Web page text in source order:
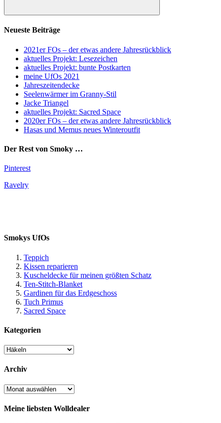
Suchen
Neueste Beiträge
2021er FOs – der etwas andere Jahresrückblick
aktuelles Projekt: Lesezeichen
aktuelles Projekt: bunte Postkarten
meine UfOs 2021
Jahreszeitendecke
Seelenwärmer im Granny-Stil
Jacke Triangel
aktuelles Projekt: Sacred Space
2020er FOs – der etwas andere Jahresrückblick
Hasas und Memus neues Winteroutfit
Der Rest von Smoky …
Pinterest
Ravelry
Smokys UfOs
Teppich
Kissen reparieren
Kuscheldecke für meinen größten Schatz
Ten-Stitch-Blanket
Gardinen für das Erdgeschoss
Tuch Primus
Sacred Space
Kategorien
Kategorien
Archiv
Archiv
Meine liebsten Wolldealer